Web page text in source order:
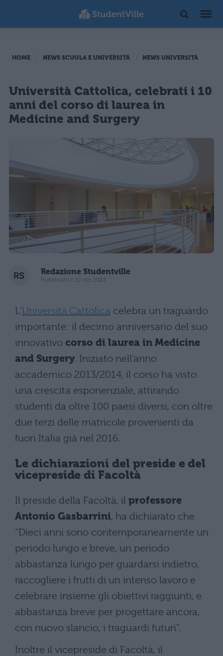
HOME NEWS SCUOLA E UNIVERSITÀ NEWS UNIVERSITÀ
Università Cattolica, celebrati i 10
anni del corso di laurea in
Medicine and Surgery
Redazione Studentville
Pubblicato il 12 dic 2023
L’Università Cattolica celebra un traguardo
importante: il decimo anniversario del suo
innovativo corso di laurea in Medicine
and Surgery. Iniziato nell’anno
accademico 2013/2014, il corso ha visto
una crescita esponenziale, attirando
studenti da oltre 100 paesi diversi, con oltre
due terzi delle matricole provenienti da
fuori Italia già nel 2016​​.
Le dichiarazioni del preside e del
vicepreside di Facoltà
Il preside della Facoltà, il professore
Antonio Gasbarrini, ha dichiarato che
“Dieci anni sono contemporaneamente un
periodo lungo e breve, un periodo
abbastanza lungo per guardarsi indietro,
raccogliere i frutti di un intenso lavoro e
celebrare insieme gli obiettivi raggiunti, e
abbastanza breve per progettare ancora,
con nuovo slancio, i traguardi futuri”.
Inoltre il vicepreside di Facoltà, il